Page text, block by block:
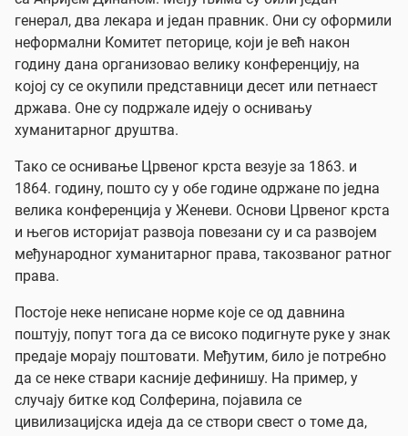
генерал, два лекара и један правник. Они су оформили
неформални Комитет петорице, који је већ након
годину дана организовао велику конференцију, на
којој су се окупили представници десет или петнаест
држава. Оне су подржале идеју о оснивању
хуманитарног друштва.
Тако се оснивање Црвеног крста везује за 1863. и
1864. годину, пошто су у обе године одржане по једна
велика конференција у Женеви. Основи Црвеног крста
и његов историјат развоја повезани су и са развојем
међународног хуманитарног права, такозваног ратног
права.
Постоје неке неписане норме које се од давнина
поштују, попут тога да се високо подигнуте руке у знак
предаје морају поштовати. Међутим, било је потребно
да се неке ствари касније дефинишу. На пример, у
случају битке код Солферина, појавила се
цивилизацијска идеја да се створи свест о томе да,